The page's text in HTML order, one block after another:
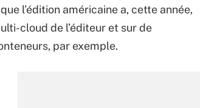
l’édition américaine a, cette année,
cloud de l’éditeur et sur de
par exemple.